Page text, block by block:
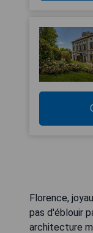
Florence,
pas d'éblouir
architecture